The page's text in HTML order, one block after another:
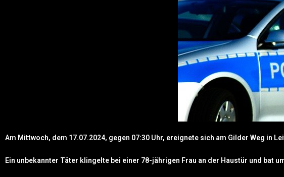
Am Mittwoch, dem 17.07.2024, gegen 07:30 Uhr, ereignete sich am Gilder Weg in
Ein unbekannter Täter klingelte bei einer 78-jährigen Frau an der Haustür und bat